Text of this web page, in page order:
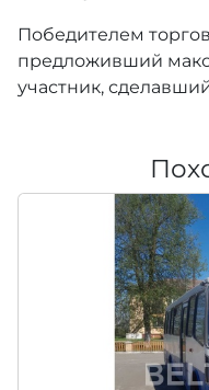
Победителем
предложивший
участник,